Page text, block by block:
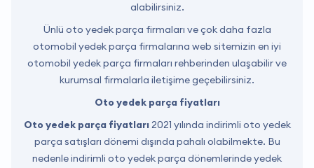
alabilirsiniz.
Ünlü oto yedek parça firmaları ve çok daha fazla
otomobil yedek parça firmalarına web sitemizin en iyi
otomobil yedek parça firmaları rehberinden ulaşabilir ve
kurumsal firmalarla iletişime geçebilirsiniz.
Oto yedek parça fiyatları
Oto yedek parça fiyatları 2021 yılında indirimli oto yedek
parça satışları dönemi dışında pahalı olabilmekte. Bu
nedenle indirimli oto yedek parça dönemlerinde yedek